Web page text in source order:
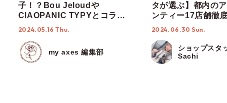
子！？Bou Jeloudや
CIAOPANIC TYPYとコラボ
したスタイリング提案も♡見
ョー in 福岡
2024.05.16 Thu.
my axes 編集部
タが選ぶ】都内の
ンティー17店舗徹
度なし！【ショッ
2024.06.30 Sun.
ショップスタ
Sachi